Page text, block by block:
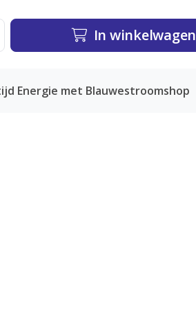
In winkelwagen
Energie met Blauwestroomshop